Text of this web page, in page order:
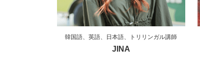
韓国語、英語、日本語、トリリンガル講師
JINA